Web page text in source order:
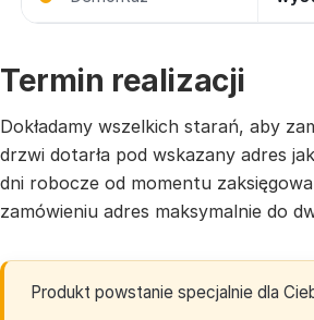
Termin realizacji
Dokładamy wszelkich starań, aby
drzwi dotarła pod wskazany adres
dni robocze od momentu
zamówieniu adres maksymalnie do
Produkt powstanie specjalnie dla